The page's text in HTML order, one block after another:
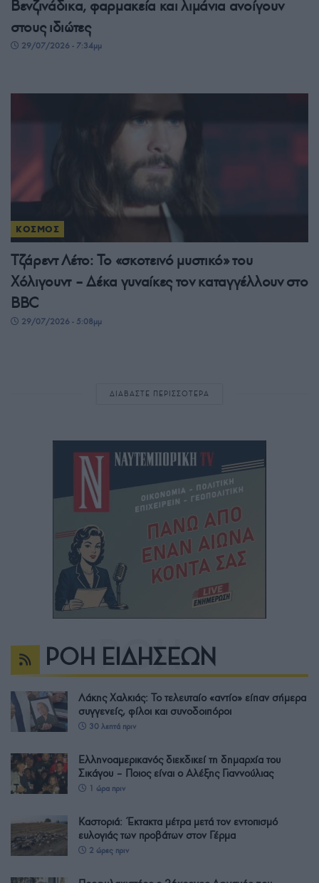
Βενζινάδικα, φαρμακεία και λιμάνια ανοίγουν
στους ιδιώτες
29/07/2026 - 7:34μμ
ΚΟΣΜΟΣ
Τζάρεντ Λέτο: Το «σκοτεινό μυστικό» του
Χόλιγουντ – Δέκα γυναίκες τον καταγγέλλουν στο
BBC
29/07/2026 - 5:08μμ
ΔΙΑΒΑΣΤΕ ΠΕΡΙΣΣΟΤΕΡΑ
ΡΟΗ ΕΙΔΗΣΕΩΝ
Λάκης Χαλκιάς: Το τελευταίο «αντίο» είπαν σήμερα
συγγενείς, φίλοι και συνοδοιπόροι
30 λεπτά πριν
Ελληνοαμερικανός διεκδικεί τη δημαρχία του
Σικάγου – Ποιος είναι ο Αλέξης Γιαννούλιας
1 ώρα πριν
Καστοριά: Έκτακτα μέτρα μετά τον εντοπισμό
ευλογιάς των προβάτων στον Γέρμα
2 ώρες πριν